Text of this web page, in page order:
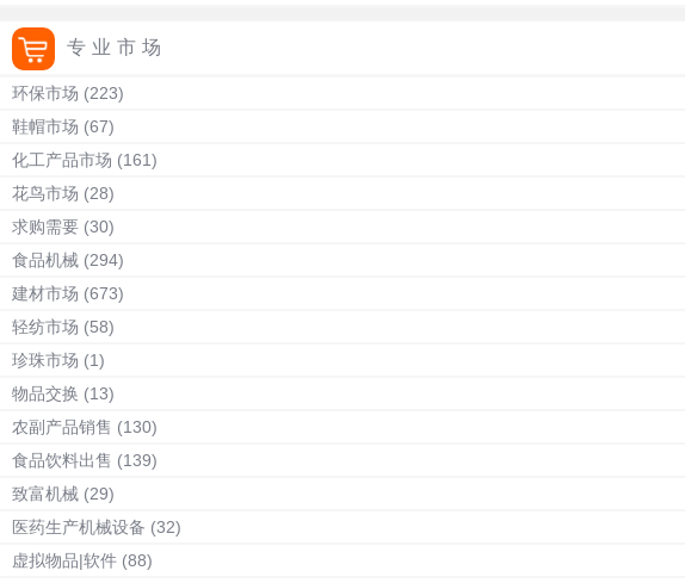
专业市场
环保市场 (223)
鞋帽市场 (67)
化工产品市场 (161)
花鸟市场 (28)
求购需要 (30)
食品机械 (294)
建材市场 (673)
轻纺市场 (58)
珍珠市场 (1)
物品交换 (13)
农副产品销售 (130)
食品饮料出售 (139)
致富机械 (29)
医药生产机械设备 (32)
虚拟物品|软件 (88)